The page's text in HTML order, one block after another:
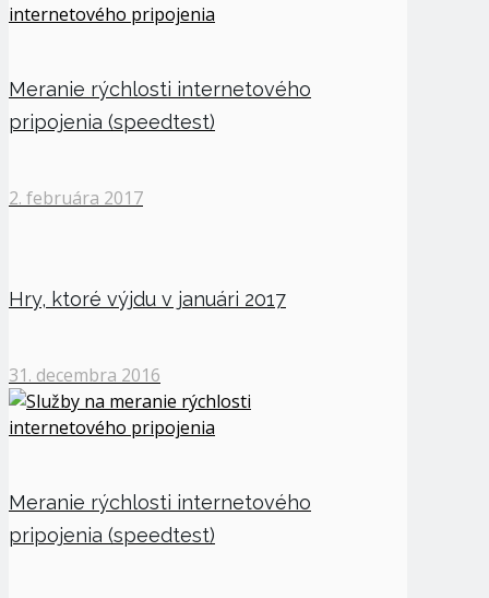
Meranie rýchlosti internetového
pripojenia (speedtest)
2. februára 2017
Hry, ktoré výjdu v januári 2017
31. decembra 2016
Meranie rýchlosti internetového
pripojenia (speedtest)